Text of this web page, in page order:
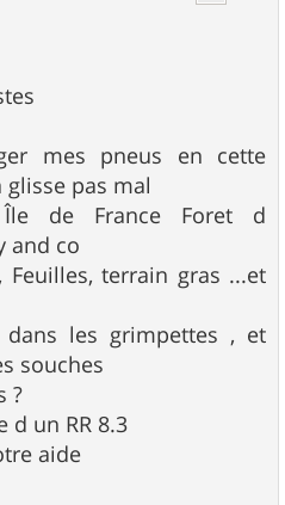
mes pneus en cette
pas mal
de France Foret d
and co
Feuilles, terrain gras ...et
les grimpettes , et
souches
?
d un RR 8.3
aide